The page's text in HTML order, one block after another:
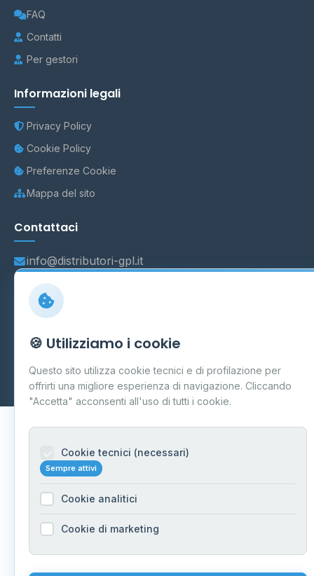
FAQ
Contatti
Per gestori
Informazioni legali
Privacy Policy
Cookie Policy
Preferenze Cookie
Mappa del sito
Contattaci
info@distributori-gpl.it
Carpi P.IVA 03859300364
Dati forniti daMinistero delle Imprese e del Made in Italy
Aggiornamento quotidiano
🍪 Utilizziamo i cookie
Questo sito utilizza cookie tecnici e di profilazione per
offrirti una migliore esperienza di navigazione. Cliccando
"Accetta" acconsenti all'uso di tutti i cookie.
Cookie tecnici (necessari)
Sempre attivi
Cookie analitici
Cookie di marketing